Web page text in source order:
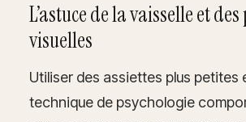
L’astuce de la vaisselle et
visuelles
Utiliser des assiettes plus petites
technique de psychologie